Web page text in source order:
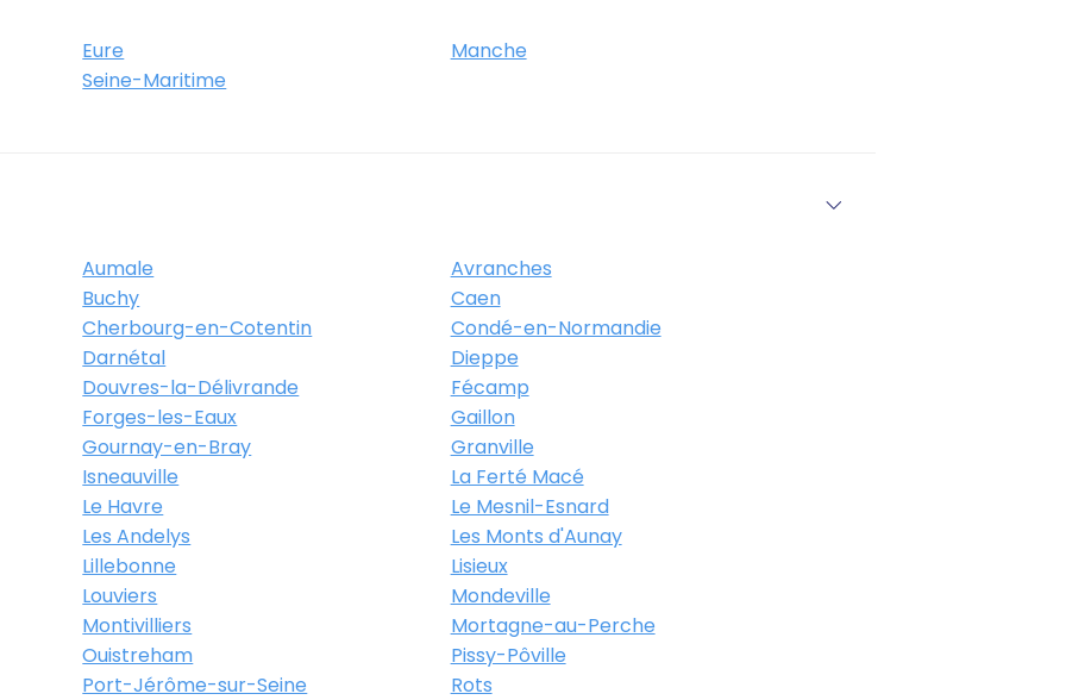
Cherbourg-En-
Itinéraire Plus d'info
Cotentin - Rue du
En-Cotentin
Itinéraire Plus d'info
Eure
Manche
Seine-Maritime
Aumale
Avranches
Buchy
Caen
Cherbourg-en-Cotentin
Condé-en-Normandie
Darnétal
Dieppe
Douvres-la-Délivrande
Fécamp
Forges-les-Eaux
Gaillon
Gournay-en-Bray
Granville
Isneauville
La Ferté Macé
Le Havre
Le Mesnil-Esnard
Les Andelys
Les Monts d'Aunay
Lillebonne
Lisieux
Louviers
Mondeville
Montivilliers
Mortagne-au-Perche
Ouistreham
Pissy-Pôville
Port-Jérôme-sur-Seine
Rots